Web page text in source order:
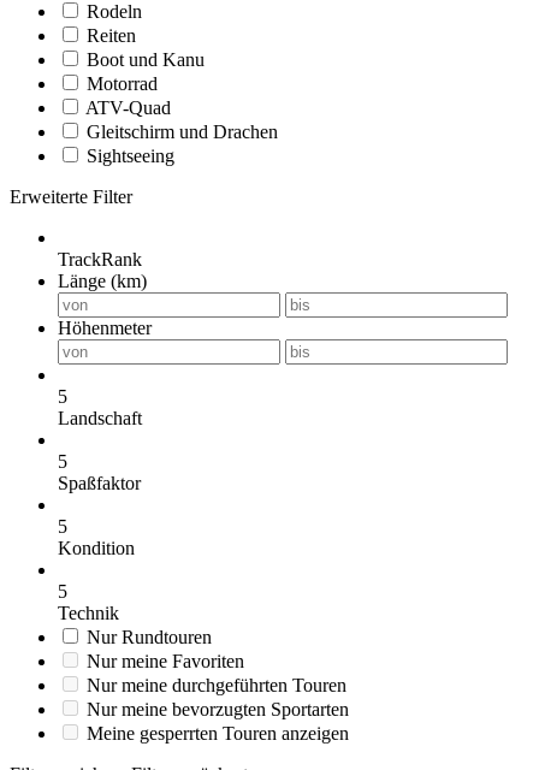
Rodeln
Reiten
Boot und Kanu
Motorrad
ATV-Quad
Gleitschirm und Drachen
Sightseeing
Erweiterte Filter
TrackRank
Länge (km)
Höhenmeter
5
Landschaft
5
Spaßfaktor
5
Kondition
5
Technik
Nur Rundtouren
Nur meine Favoriten
Nur meine durchgeführten Touren
Nur meine bevorzugten Sportarten
Meine gesperrten Touren anzeigen